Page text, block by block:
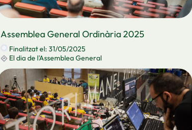
Assemblea General Ordinària 2025
Finalitzat el: 31/05/2025
El dia de l'Assemblea General